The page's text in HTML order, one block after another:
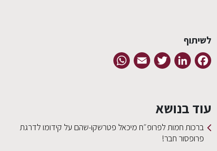
EN
קשרי תעשייה
לשיתוף
Facebook
LinkedIn
Twitter
Email
עוד בנושא
ברכות חמות לפרופ״ח מיכאל פטרשקו-שהם על קידומו לדרגת
פרופסור חבר!